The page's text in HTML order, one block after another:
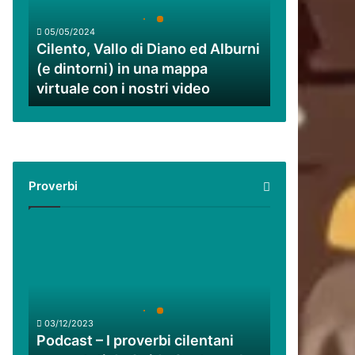
(e
dintorni)
una
mappa
virtuale
video
05/05/2024
Cilento, Vallo di Diano ed Alburni
(e dintorni) in una mappa
virtuale con i nostri video
Proverbi
da
Guido
03/12/2023
Podcast – I proverbi cilentani